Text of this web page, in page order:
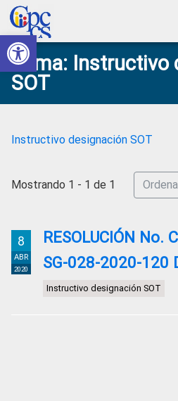
Abrir barra de
Skip
to
primary
navigation
Skip
to
main
content
Skip
to
primary
sidebar
Skip
to
footer
Consejo
de
Participación
Social
Construyendo
Poder
Ciudadano
Tema: Instructivo
SOT
Instructivo designación SOT
Mostrando 1 - 1 de 1
8
ABR
2020
RESOLUCIÓN No.
SG-028-2020-120
Instructivo designación SOT